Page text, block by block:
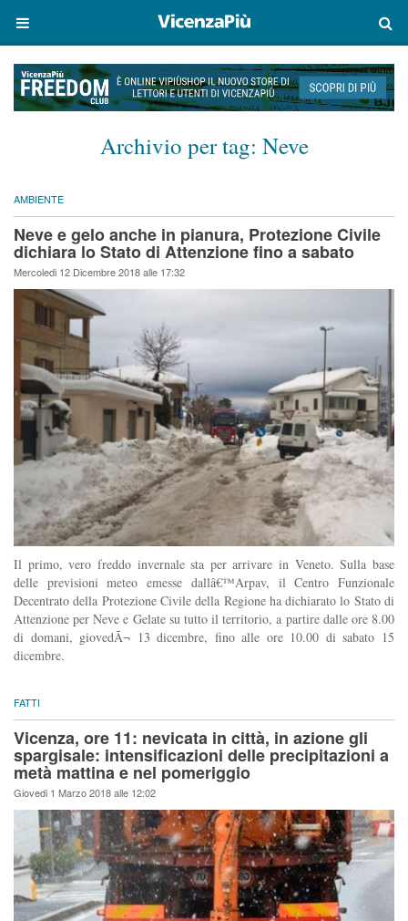
Archivio per tag: Neve
AMBIENTE
Neve e gelo anche in pianura, Protezione Civile
dichiara lo Stato di Attenzione fino a sabato
Mercoledi 12 Dicembre 2018 alle 17:32
Il primo, vero freddo invernale sta per arrivare in Veneto. Sulla base
delle previsioni meteo emesse dallâ€™Arpav, il Centro Funzionale
Decentrato della Protezione Civile della Regione ha dichiarato lo Stato di
Attenzione per Neve e Gelate su tutto il territorio, a partire dalle ore 8.00
di domani, giovedÃ¬ 13 dicembre, fino alle ore 10.00 di sabato 15
dicembre.
FATTI
Vicenza, ore 11: nevicata in città, in azione gli
spargisale: intensificazioni delle precipitazioni a
metà mattina e nel pomeriggio
Giovedi 1 Marzo 2018 alle 12:02